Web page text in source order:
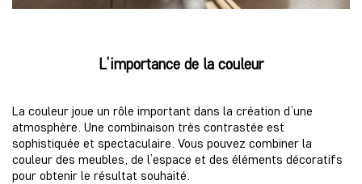
L’importance de la couleur
La couleur joue un rôle important dans la création d’une
atmosphère. Une combinaison très contrastée est
sophistiquée et spectaculaire. Vous pouvez combiner la
couleur des meubles, de l’espace et des éléments décoratifs
pour obtenir le résultat souhaité.